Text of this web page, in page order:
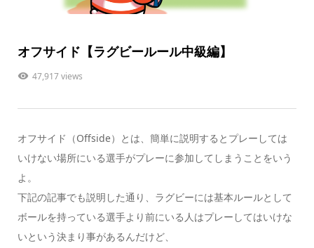
オフサイド【ラグビールール中級編】
47,917 views
オフサイド（Offside）とは、簡単に説明すると プレーしては
いけない場所にいる選手がプレーに参加してしまうこと をいう
よ。
下記の記事でも説明した通り、ラグビーには基本ルールとして
ボールを持っている選手より前にいる人はプレーしてはいけな
いという決まり事があるんだけど、